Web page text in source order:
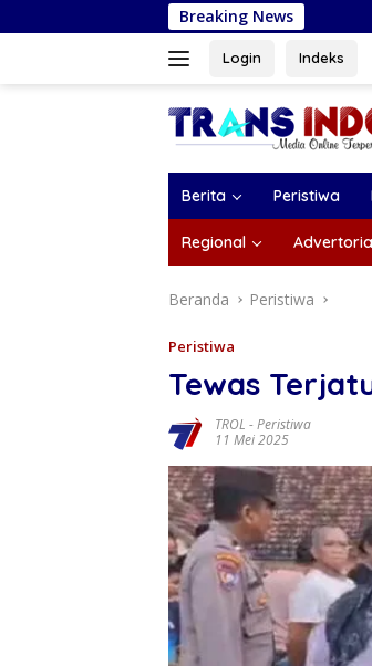
ke
Breaking News Bupati
Login Indeks
Berita Peristiwa
Regional
Beranda Peristiwa
Peristiwa
Tewas
TROL -Peristiwa
11 Mei 2025